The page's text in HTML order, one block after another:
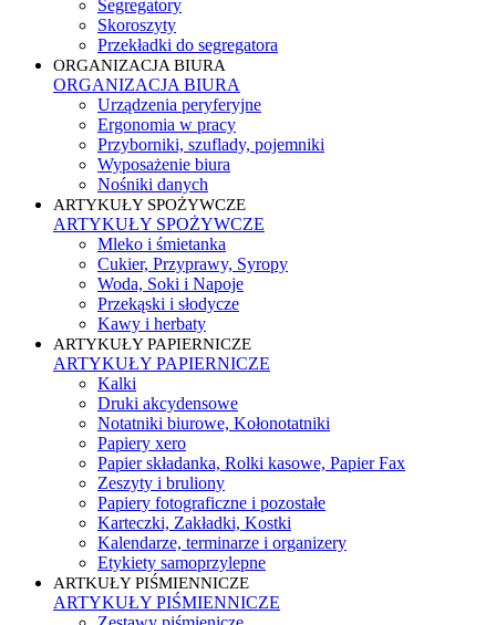
Segregatory
Skoroszyty
Przekładki do segregatora
ORGANIZACJA BIURA
ORGANIZACJA BIURA
Urządzenia peryferyjne
Ergonomia w pracy
Przyborniki, szuflady, pojemniki
Wyposażenie biura
Nośniki danych
ARTYKUŁY SPOŻYWCZE
ARTYKUŁY SPOŻYWCZE
Mleko i śmietanka
Cukier, Przyprawy, Syropy
Woda, Soki i Napoje
Przekąski i słodycze
Kawy i herbaty
ARTYKUŁY PAPIERNICZE
ARTYKUŁY PAPIERNICZE
Kalki
Druki akcydensowe
Notatniki biurowe, Kołonotatniki
Papiery xero
Papier składanka, Rolki kasowe, Papier Fax
Zeszyty i bruliony
Papiery fotograficzne i pozostałe
Karteczki, Zakładki, Kostki
Kalendarze, terminarze i organizery
Etykiety samoprzylepne
ARTKUŁY PIŚMIENNICZE
ARTYKUŁY PIŚMIENNICZE